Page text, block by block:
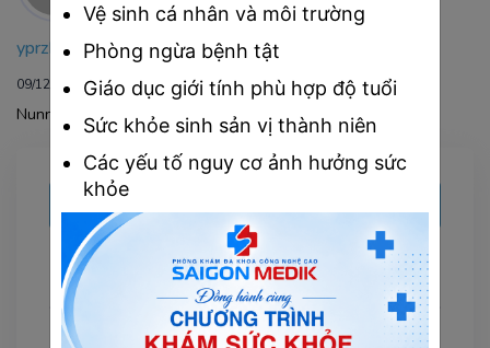
yprzBsWRdyIKvXbxkh
09/12/2025
NunnJJxVmZWybkZHxS
Câu hỏi mới nhất
Nội soi dạ dày đại tràng có được bảo hiểm y tế chi trả không?
Vệ sinh cá nhân và môi trường
Phòng ngừa bệnh tật
Giáo dục giới tính phù hợp độ tuổi
Sức khỏe sinh sản vị thành niên
Các yếu tố nguy cơ ảnh hưởng sức
khỏe